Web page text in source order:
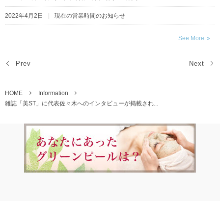
2022年4月2日 現在の営業時間のお知らせ
See More
Prev Next
HOME
Information
雑誌「美ST」に代表佐々木へのインタビューが掲載され...